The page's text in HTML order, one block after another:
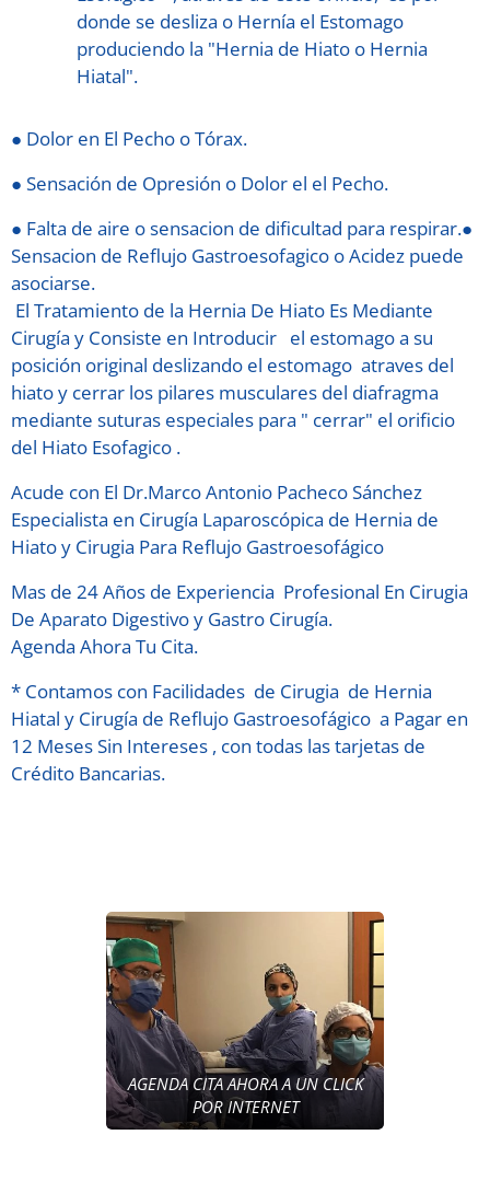
donde se desliza o Hernía el Estomago
produciendo la "Hernia de Hiato o Hernia
Hiatal".
● Dolor en El Pecho o Tórax.
● Sensación de Opresión o Dolor el el Pecho.
● Falta de aire o sensacion de dificultad para respirar.●
Sensacion de Reflujo Gastroesofagico o Acidez puede
asociarse.
El Tratamiento de la Hernia De Hiato Es Mediante
Cirugía y Consiste en Introducir el estomago a su
posición original deslizando el estomago atraves del
hiato y cerrar los pilares musculares del diafragma
mediante suturas especiales para " cerrar" el orificio
del Hiato Esofagico .
Acude con El Dr.Marco Antonio Pacheco Sánchez
Especialista en Cirugía Laparoscópica de Hernia de
Hiato y Cirugia Para Reflujo Gastroesofágico
Mas de 24 Años de Experiencia Profesional En Cirugia
De Aparato Digestivo y Gastro Cirugía.
Agenda Ahora Tu Cita.
* Contamos con Facilidades de Cirugia de Hernia
Hiatal y Cirugía de Reflujo Gastroesofágico a Pagar en
12 Meses Sin Intereses , con todas las tarjetas de
Crédito Bancarias.
AGENDA CITA AHORA A UN CLICK
POR INTERNET